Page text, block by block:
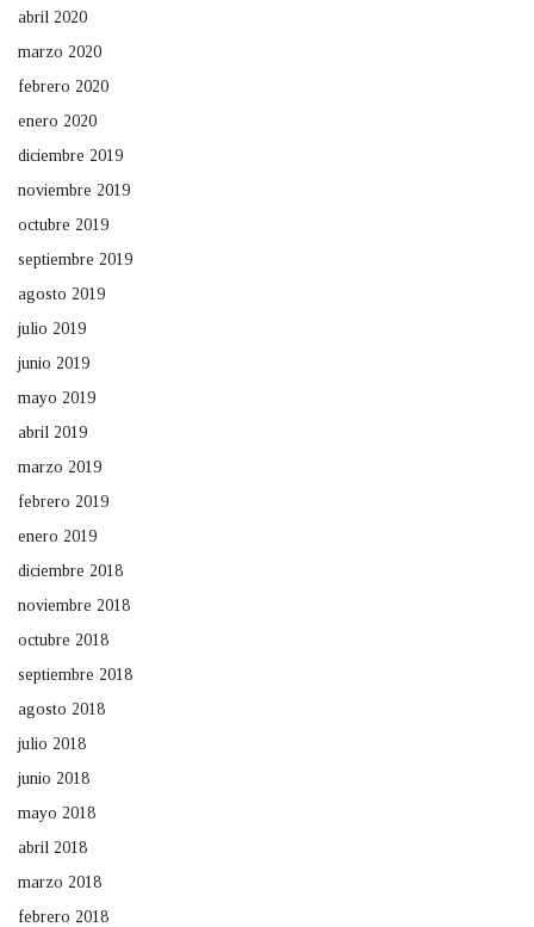
abril 2020
marzo 2020
febrero 2020
enero 2020
diciembre 2019
noviembre 2019
octubre 2019
septiembre 2019
agosto 2019
julio 2019
junio 2019
mayo 2019
abril 2019
marzo 2019
febrero 2019
enero 2019
diciembre 2018
noviembre 2018
octubre 2018
septiembre 2018
agosto 2018
julio 2018
junio 2018
mayo 2018
abril 2018
marzo 2018
febrero 2018